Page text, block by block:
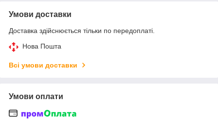
Умови доставки
Доставка здійснюється тільки по передоплаті.
Нова Пошта
Всі умови доставки
Умови оплати